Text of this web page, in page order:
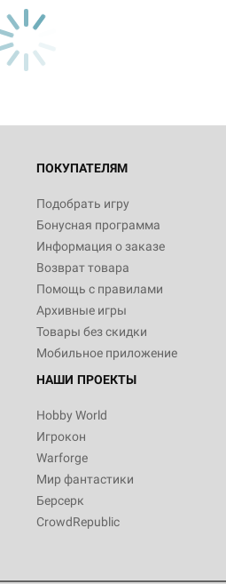
ПОКУПАТЕЛЯМ
Подобрать игру
Бонусная программа
Информация о заказе
Возврат товара
Помощь с правилами
Архивные игры
Товары без скидки
Мобильное приложение
НАШИ ПРОЕКТЫ
Hobby World
Игрокон
Warforge
Мир фантастики
Берсерк
CrowdRepublic